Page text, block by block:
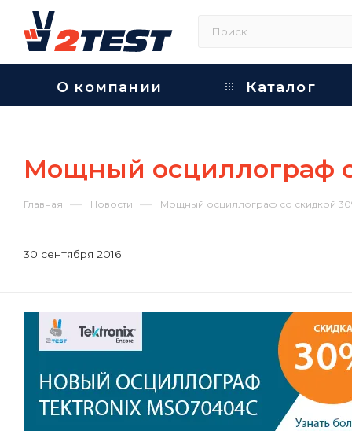
О компании Каталог
Мощный осциллограф
Главная — Новости — Мощный осциллограф со скидкой
30 сентября 2016